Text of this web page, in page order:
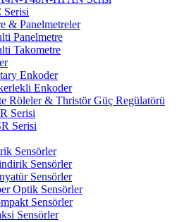
Serisi
& Panelmetreler
Panelmetre
Takometre
Enkoder
Enkoder
Röleler & Thristör Güç Regülatörü
Serisi
Serisi
Sensörler
Sensörler
Sensörler
Optik Sensörler
Sensörler
Sensörler